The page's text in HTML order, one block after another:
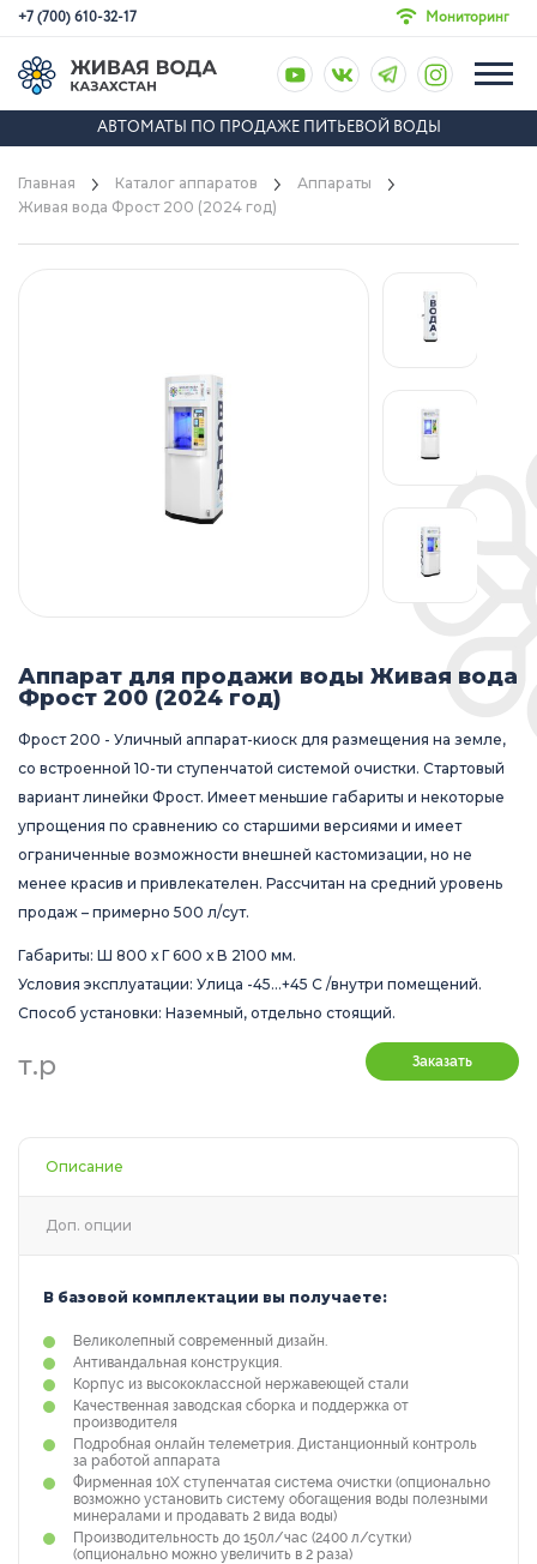
+7 (700) 610-32-17 Мониторинг
АВТОМАТЫ ПО ПРОДАЖЕ ПИТЬЕВОЙ ВОДЫ
Главная Каталог аппаратов
Аппараты
Живая вода Фрост 200 (2024 год)
Аппарат для продажи воды Живая вода
Фрост 200 (2024 год)
Фрост 200 - Уличный аппарат-киоск для размещения на земле,
со встроенной 10-ти ступенчатой системой очистки. Стартовый
вариант линейки Фрост. Имеет меньшие габариты и некоторые
упрощения по сравнению со старшими версиями и имеет
ограниченные возможности внешней кастомизации, но не
менее красив и привлекателен. Рассчитан на средний уровень
продаж – примерно 500 л/сут.
Габариты: Ш 800 х Г 600 х В 2100 мм.
Условия эксплуатации: Улица -45…+45 C /внутри помещений.
Способ установки: Наземный, отдельно стоящий.
т.р Заказать
Описание
Доп. опции
В базовой комплектации вы получаете:
Великолепный современный дизайн.
Антивандальная конструкция.
Корпус из высококлассной нержавеющей стали
Качественная заводская сборка и поддержка от
производителя
Подробная онлайн телеметрия. Дистанционный контроль
за работой аппарата
Фирменная 10Х ступенчатая система очистки (опционально
возможно установить систему обогащения воды полезными
минералами и продавать 2 вида воды)
Производительность до 150л/час (2400 л/сутки)
(опционально можно увеличить в 2 раза)